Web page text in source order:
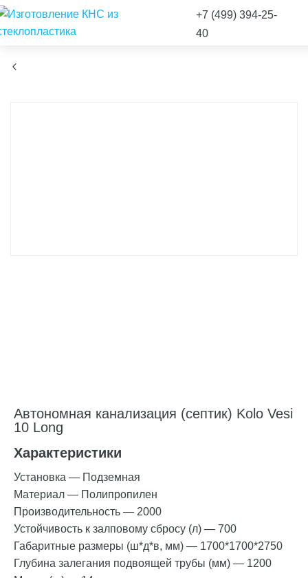
+7 (499) 394-25-
40
Автономная канализация (септик) Kolo Vesi
10 Long
Характеристики
Установка — Подземная
Материал — Полипропилен
Производительность — 2000
Устойчивость к залповому сбросу (л) — 700
Габаритные размеры (ш*д*в, мм) — 1700*1700*2750
Глубина залегания подвоящей трубы (мм) — 1200